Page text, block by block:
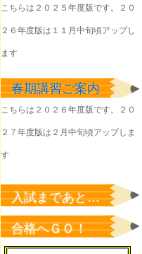
2026年6月11日
塾生のみなさん
2026年6月2日
塾生のみなさん
2026年6月1日
淡々と
2026年5月23日
塾生のみなさん
2026年5月22日
こちらは２０２５年度版です。２０
２６年度版は１１月中旬頃アップし
ます
春期講習ご案内
こちらは２０２６年度版です。２０
２７年度版は２月中旬頃アップしま
す
入試まであと…
合格へＧＯ！